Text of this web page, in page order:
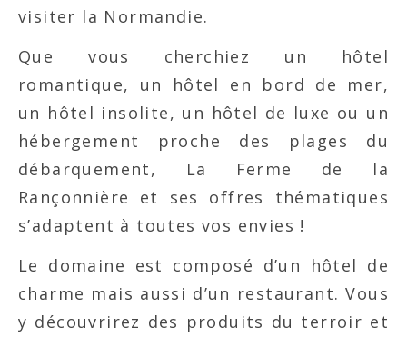
visiter la Normandie.
Que vous cherchiez un hôtel
romantique, un hôtel en bord de mer,
un hôtel insolite, un hôtel de luxe ou un
hébergement proche des plages du
débarquement, La Ferme de la
Rançonnière et ses offres thématiques
s’adaptent à toutes vos envies !
Le domaine est composé d’un hôtel de
charme mais aussi d’un restaurant. Vous
y découvrirez des produits du terroir et